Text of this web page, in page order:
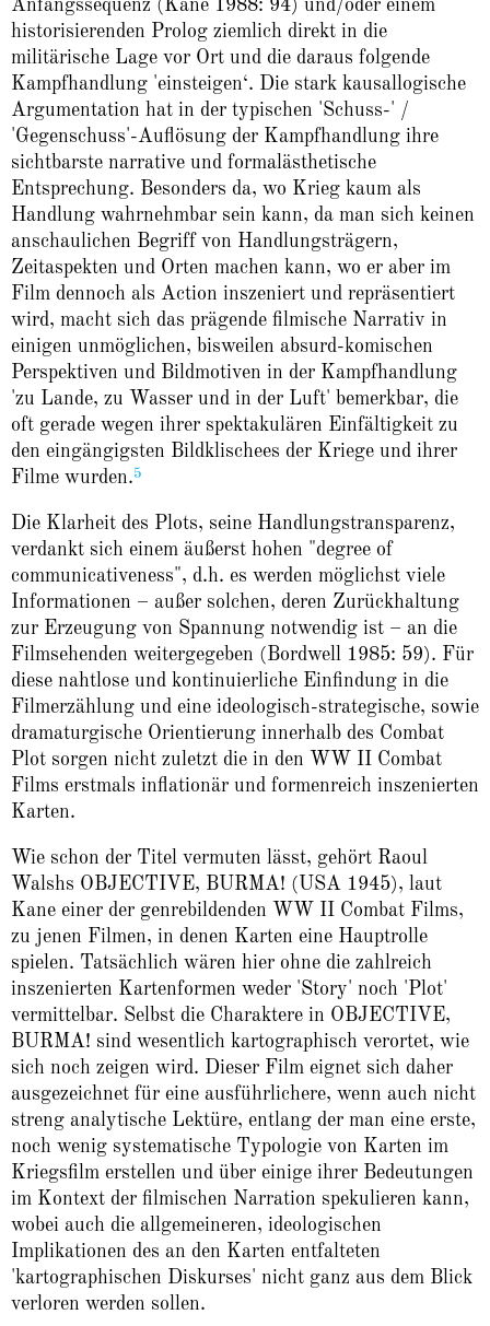
Anfangssequenz (Kane 1988: 94) und/oder einem
historisierenden Prolog ziemlich direkt in die
militärische Lage vor Ort und die daraus folgende
Kampfhandlung 'einsteigen‘. Die stark kausallogische
Argumentation hat in der typischen 'Schuss-' /
'Gegenschuss'-Auflösung der Kampfhandlung ihre
sichtbarste narrative und formalästhetische
Entsprechung. Besonders da, wo Krieg kaum als
Handlung wahrnehmbar sein kann, da man sich keinen
anschaulichen Begriff von Handlungsträgern,
Zeitaspekten und Orten machen kann, wo er aber im
Film dennoch als Action inszeniert und repräsentiert
wird, macht sich das prägende filmische Narrativ in
einigen unmöglichen, bisweilen absurd-komischen
Perspektiven und Bildmotiven in der Kampfhandlung
'zu Lande, zu Wasser und in der Luft' bemerkbar, die
oft gerade wegen ihrer spektakulären Einfältigkeit zu
den eingängigsten Bildklischees der Kriege und ihrer
Filme wurden.5
Die Klarheit des Plots, seine Handlungstransparenz,
verdankt sich einem äußerst hohen "degree of
communicativeness", d.h. es werden möglichst viele
Informationen – außer solchen, deren Zurückhaltung
zur Erzeugung von Spannung notwendig ist – an die
Filmsehenden weitergegeben (Bordwell 1985: 59). Für
diese nahtlose und kontinuierliche Einfindung in die
Filmerzählung und eine ideologisch-strategische, sowie
dramaturgische Orientierung innerhalb des Combat
Plot sorgen nicht zuletzt die in den WW II Combat
Films erstmals inflationär und formenreich inszenierten
Karten.
Wie schon der Titel vermuten lässt, gehört Raoul
Walshs OBJECTIVE, BURMA! (USA 1945), laut
Kane einer der genrebildenden WW II Combat Films,
zu jenen Filmen, in denen Karten eine Hauptrolle
spielen. Tatsächlich wären hier ohne die zahlreich
inszenierten Kartenformen weder 'Story' noch 'Plot'
vermittelbar. Selbst die Charaktere in OBJECTIVE,
BURMA! sind wesentlich kartographisch verortet, wie
sich noch zeigen wird. Dieser Film eignet sich daher
ausgezeichnet für eine ausführlichere, wenn auch nicht
streng analytische Lektüre, entlang der man eine erste,
noch wenig systematische Typologie von Karten im
Kriegsfilm erstellen und über einige ihrer Bedeutungen
im Kontext der filmischen Narration spekulieren kann,
wobei auch die allgemeineren, ideologischen
Implikationen des an den Karten entfalteten
'kartographischen Diskurses' nicht ganz aus dem Blick
verloren werden sollen.